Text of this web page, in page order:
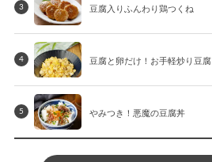
3 豆腐入りふんわり鶏つくね
4 豆腐と卵だけ！お手軽炒り豆腐
5 やみつき！悪魔の豆腐丼